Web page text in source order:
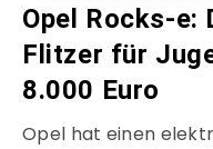
Opel Rocks-e:
Flitzer für
8.000 Euro
Opel hat einen